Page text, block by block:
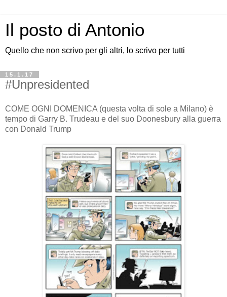
Il posto di Antonio
Quello che non scrivo per gli altri, lo scrivo per tutti
15.1.17
#Unpresidented
COME OGNI DOMENICA (questa volta di sole a Milano) è
tempo di Garry B. Trudeau e del suo Doonesbury alla guerra
con Donald Trump